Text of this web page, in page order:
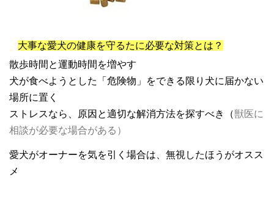
大事な愛犬の健康を守るたに必要な対策とは？
散歩時間と運動時間を増やす
犬が食べようとした「危険物」をできる限り犬に届かない
場所に置く
ストレスなら、原因と適切な解消方法を探すべき（獣医に
相談が必要な場合がある）
愛犬がオーナーを気を引く場合は、無視したほうがオスス
メ